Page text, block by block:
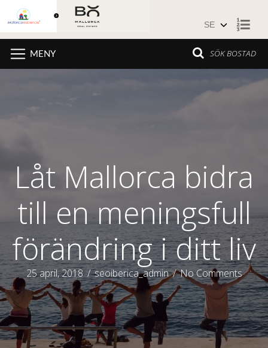
SÖK BOSTAD
MENY
Låt Mallorca bidra
till en meningsfull
förändring i ditt liv
25 april, 2018/seoiberica_admin/No Comments